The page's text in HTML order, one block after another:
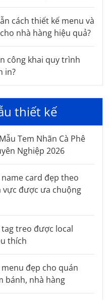
cách thiết kế menu và
nhà hàng hiệu quả?
công khai quy trình
in?
thiết kế
Tem Nhãn Cà Phê
Nghiệp 2026
name card đẹp theo
được ưa chuộng
tag treo được local
thích
đẹp cho quán
bánh, nhà hàng